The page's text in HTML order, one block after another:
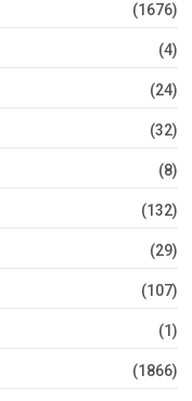
(1676)
(4)
(24)
(32)
(8)
(132)
(29)
(107)
(1)
(1866)